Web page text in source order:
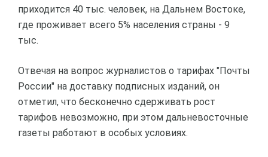
приходится 40 тыс. человек, на Дальнем Востоке,
где проживает всего 5% населения страны - 9
тыс.
Отвечая на вопрос журналистов о тарифах "Почты
России" на доставку подписных изданий, он
отметил, что бесконечно сдерживать рост
тарифов невозможно, при этом дальневосточные
газеты работают в особых условиях.